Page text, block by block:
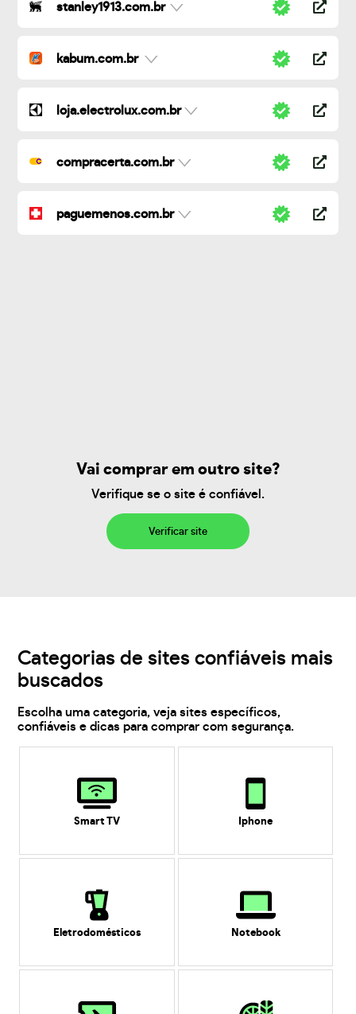
stanley1913.com.br
kabum.com.br
loja.electrolux.com.br
compracerta.com.br
paguemenos.com.br
Vai comprar em outro site?
Verifique se o site é confiável.
Verificar site
Categorias de sites confiáveis mais
buscados
Escolha uma categoria, veja sites específicos,
confiáveis e dicas para comprar com segurança.
Smart TV Iphone
Eletrodomésticos Notebook